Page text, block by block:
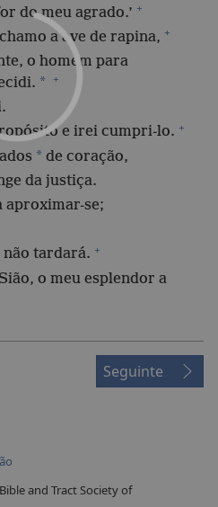
do meu agrado.’ +
chamo a ave de rapina, +
o homem para
* +
e irei cumpri-lo. +
* de coração,
da justiça.
aproximar-se;
não tardará. +
o meu esplendor a
Seguinte
and Tract Society of